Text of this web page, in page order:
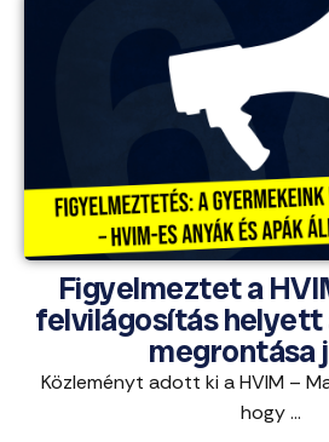
Figyelmeztet a
felvilágosítás
megrontása
Közleményt adott ki a HVIM –
hogy ...